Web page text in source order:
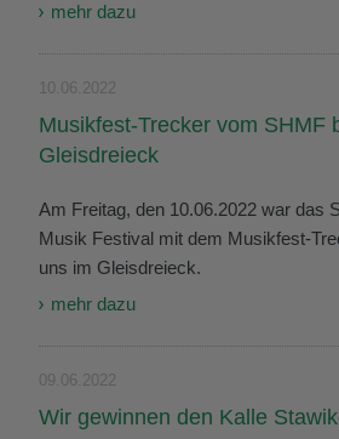
mehr dazu
10.06.2022
Musikfest-Trecker vom SHMF
Gleisdreieck
Am Freitag, den 10.06.2022 war das
Musik Festival mit dem Musikfest-
uns im Gleisdreieck.
mehr dazu
09.06.2022
Wir gewinnen den Kalle